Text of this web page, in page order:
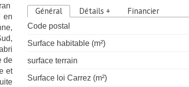
en
de
et
Général Détails + Financier
Code postal
Surface habitable (m²)
surface terrain
Surface loi Carrez (m²)